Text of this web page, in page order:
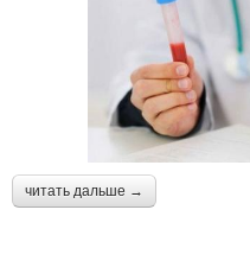
читать дальше →